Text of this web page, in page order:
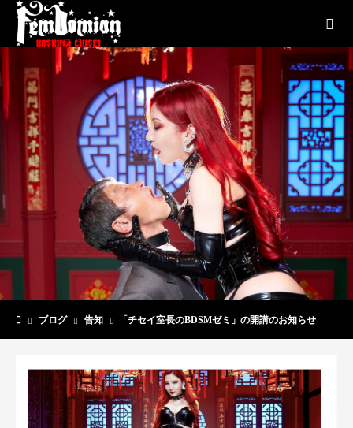
Columns
ブログ 告知 「チセイ室長のBDSMゼミ」の開講のお知らせ